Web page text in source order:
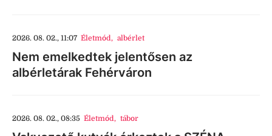
2026. 08. 02., 11:07 Életmód, albérlet
Nem emelkedtek jelentősen az
albérletárak Fehérváron
2026. 08. 02., 08:35 Életmód, tábor